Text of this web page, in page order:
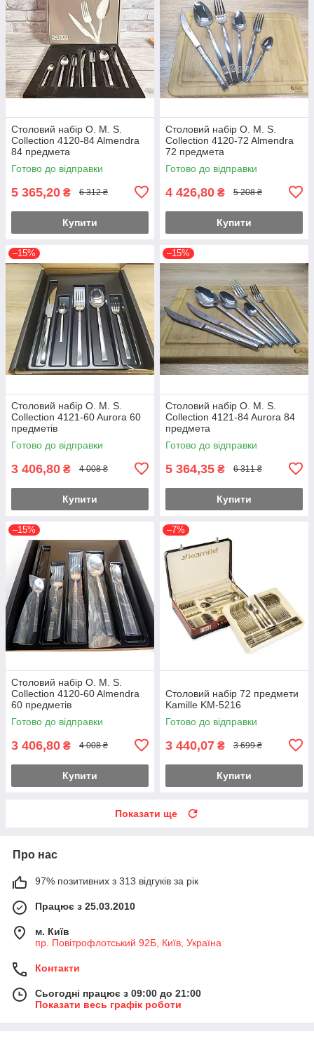
Столовий набір O. M. S.
Collection 4120-84 Almendra
84 предмета
Готово до відправки
5 365,20 ₴ 6 312 ₴
Купити
Столовий набір O. M. S.
Collection 4120-72 Almendra
72 предмета
Готово до відправки
4 426,80 ₴ 5 208 ₴
Купити
–15%
Столовий набір O. M. S.
Collection 4121-60 Aurora 60
предметів
Готово до відправки
3 406,80 ₴ 4 008 ₴
Купити
–15%
Столовий набір O. M. S.
Collection 4121-84 Aurora 84
предмета
Готово до відправки
5 364,35 ₴ 6 311 ₴
Купити
–15%
Столовий набір O. M. S.
Collection 4120-60 Almendra
60 предметів
Готово до відправки
3 406,80 ₴ 4 008 ₴
Купити
–7%
Столовий набір 72 предмети
Kamille KM-5216
Готово до відправки
3 440,07 ₴ 3 699 ₴
Купити
Показати ще
Про нас
97% позитивних з 313 відгуків за рік
Працює з 25.03.2010
м. Київ
пр. Повітрофлотський 92Б, Київ, Україна
Контакти
Сьогодні працює з 09:00 до 21:00
Показати весь графік роботи